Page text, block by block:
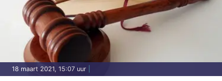
18 maart 2021, 15:07 uur